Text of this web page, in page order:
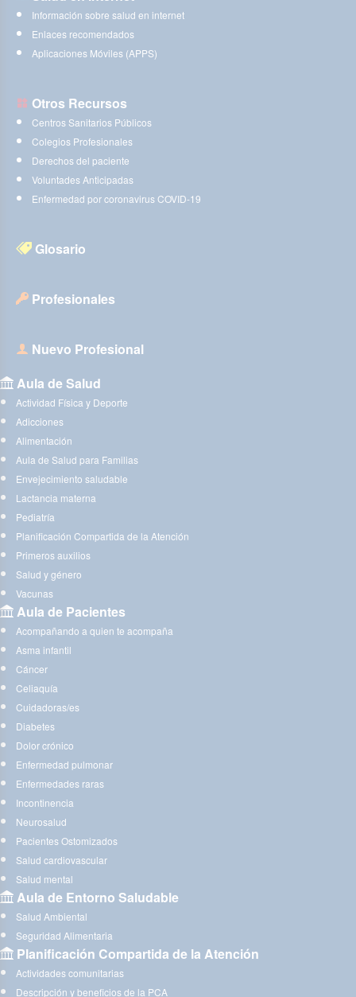
Información sobre salud en internet
Enlaces recomendados
Aplicaciones Móviles (APPS)
Otros Recursos
Centros Sanitarios Públicos
Colegios Profesionales
Derechos del paciente
Voluntades Anticipadas
Enfermedad por coronavirus COVID-19
Glosario
Profesionales
Nuevo Profesional
Aula de Salud
Actividad Física y Deporte
Adicciones
Alimentación
Aula de Salud para Familias
Envejecimiento saludable
Lactancia materna
Pediatría
Planificación Compartida de la Atención
Primeros auxilios
Salud y género
Vacunas
Aula de Pacientes
Acompañando a quien te acompaña
Asma infantil
Cáncer
Celiaquía
Cuidadoras/es
Diabetes
Dolor crónico
Enfermedad pulmonar
Enfermedades raras
Incontinencia
Neurosalud
Pacientes Ostomizados
Salud cardiovascular
Salud mental
Aula de Entorno Saludable
Salud Ambiental
Seguridad Alimentaria
Planificación Compartida de la Atención
Actividades comunitarias
Descripción y beneficios de la PCA